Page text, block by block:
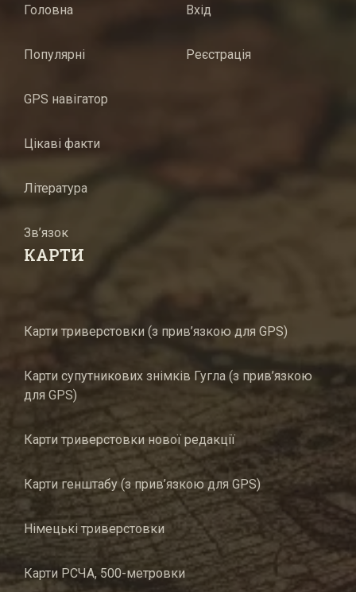
Головна
Популярні
GPS навігатор
Цікаві факти
Література
Зв’язок
Вхід
Реєстрація
КАРТИ
Карти триверстовки (з прив’язкою для GPS)
Карти супутникових знімків Гугла (з прив’язкою
для GPS)
Карти триверстовки нової редакції
Карти генштабу (з прив’язкою для GPS)
Німецькі триверстовки
Карти РСЧА, 500-метровки